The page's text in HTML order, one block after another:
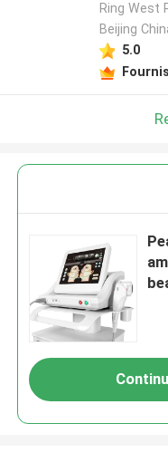
Ring West
Beijing
5.0